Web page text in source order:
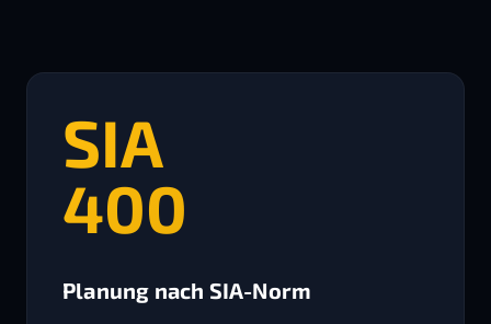
SIA
400
Planung nach SIA-Norm